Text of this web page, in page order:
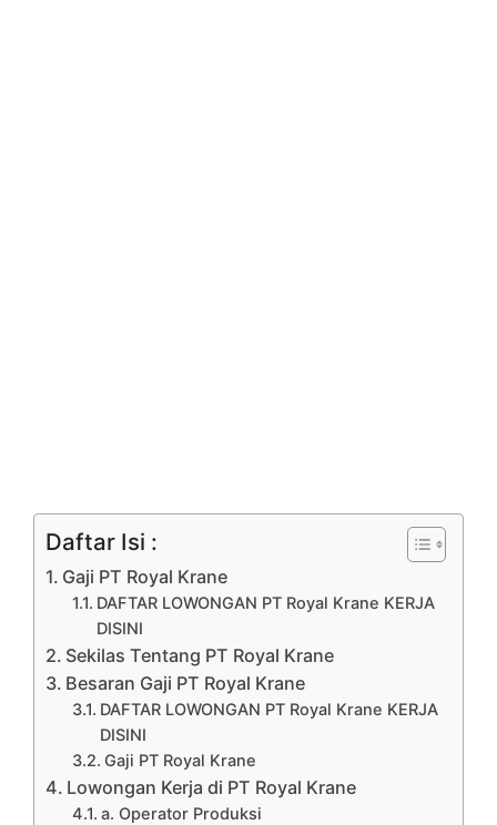
Daftar Isi :
Gaji PT Royal Krane
DAFTAR LOWONGAN PT Royal Krane KERJA
DISINI
Sekilas Tentang PT Royal Krane
Besaran Gaji PT Royal Krane
DAFTAR LOWONGAN PT Royal Krane KERJA
DISINI
Gaji PT Royal Krane
Lowongan Kerja di PT Royal Krane
a. Operator Produksi